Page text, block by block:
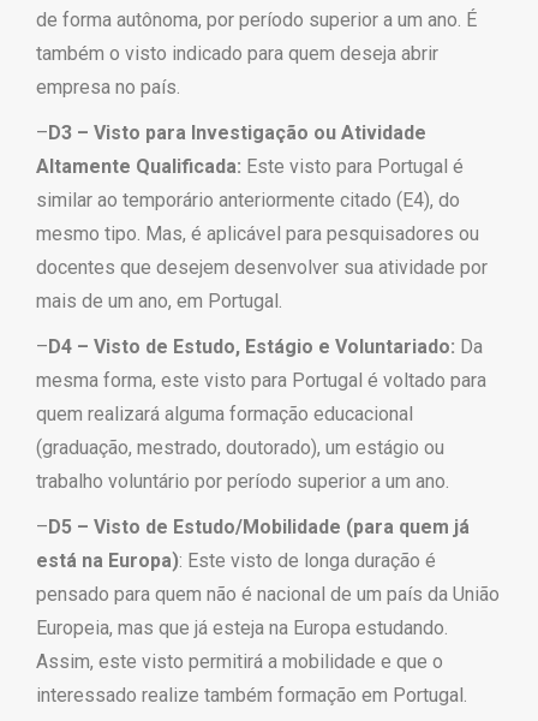
de forma autônoma, por período superior a um ano. É
também o visto indicado para quem deseja abrir
empresa no país.
–D3 – Visto para Investigação ou Atividade
Altamente Qualificada: Este visto para Portugal é
similar ao temporário anteriormente citado (E4), do
mesmo tipo. Mas, é aplicável para pesquisadores ou
docentes que desejem desenvolver sua atividade por
mais de um ano, em Portugal.
–D4 – Visto de Estudo, Estágio e Voluntariado: Da
mesma forma, este visto para Portugal é voltado para
quem realizará alguma formação educacional
(graduação, mestrado, doutorado), um estágio ou
trabalho voluntário por período superior a um ano.
–D5 – Visto de Estudo/Mobilidade (para quem já
está na Europa): Este visto de longa duração é
pensado para quem não é nacional de um país da União
Europeia, mas que já esteja na Europa estudando.
Assim, este visto permitirá a mobilidade e que o
interessado realize também formação em Portugal.